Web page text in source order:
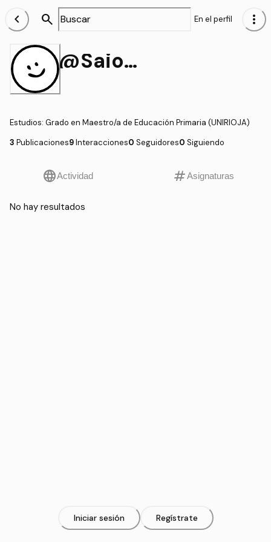
chevron_left search En el perfil more_vert
@Saioa_Lopez
Estudios: Grado en Maestro/a de Educación Primaria (UNIRIOJA)
3 Publicaciones9Interacciones0 Seguidores0 Siguiendo
languageActividad tagAsignaturas
No hay resultados
Iniciar sesión Regístrate